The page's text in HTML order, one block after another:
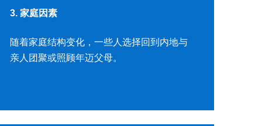
3. 家庭因素
随着家庭结构变化，一些人选择回到内地与
亲人团聚或照顾年迈父母。